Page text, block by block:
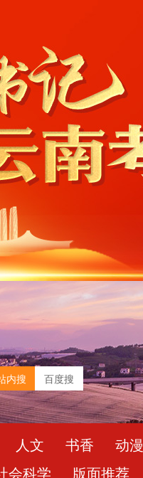
内搜 百度搜
人文 书香
动漫
会科学 版面推荐